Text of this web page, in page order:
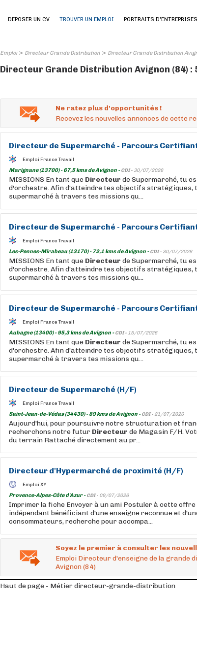
DEPOSER UN CV TROUVER UN EMPLOI PORTRAITS D'ENTREPRISES
Emploi> Directeur Grande Distribution > Directeur Grande Distribution
Directeur Grande Distribution Avignon (84) :
Ne ratez plus d'opportunités !
Recevez les nouvelles annonces de cette
Directeur de Supermarché - Parcours
Emploi France Travail
Marignane (13700) - 67,5 kms de Avignon -CDI - 30/07/2026
MISSIONS En tant que Directeur de Supermarché, tu
d'orchestre. Afin d'atteindre tes objectifs stratégiques,
supermarché à travers tes missions qu...
Directeur de Supermarché - Parcours
Emploi France Travail
Les-Pennes-Mirabeau (13170) - 72,1 kms de Avignon -CDI - 30/07/2026
MISSIONS En tant que Directeur de Supermarché, tu
d'orchestre. Afin d'atteindre tes objectifs stratégiques,
supermarché à travers tes missions qu...
Directeur de Supermarché - Parcours
Emploi France Travail
Aubagne (13400) - 95,3 kms de Avignon -CDI - 15/07/2026
MISSIONS En tant que Directeur de Supermarché, tu
d'orchestre. Afin d'atteindre tes objectifs stratégiques,
supermarché à travers tes missions qu...
Directeur de Supermarché (H/F)
Emploi France Travail
Saint-Jean-de-Védas (34430) - 89 kms de Avignon -CDI - 21/07/2026
Aujourd'hui, pour poursuivre notre structuration et
recherchons notre futur Directeur de Magasin F/H.
du terrain Rattaché directement au pr...
Directeur d'Hypermarché de proximité (H/F)
Emploi XY
Provence-Alpes-Côte d'Azur -CDI - 09/07/2026
Imprimer la fiche Envoyer à un ami Postuler à cette
indépendant bénéficiant d'une enseigne reconnue et
consommateurs, recherche pour accompa...
Soyez le premier à consulter les
Emploi Directeur d'enseigne de la
Avignon (84)
Haut de page - Métier directeur-grande-distribution